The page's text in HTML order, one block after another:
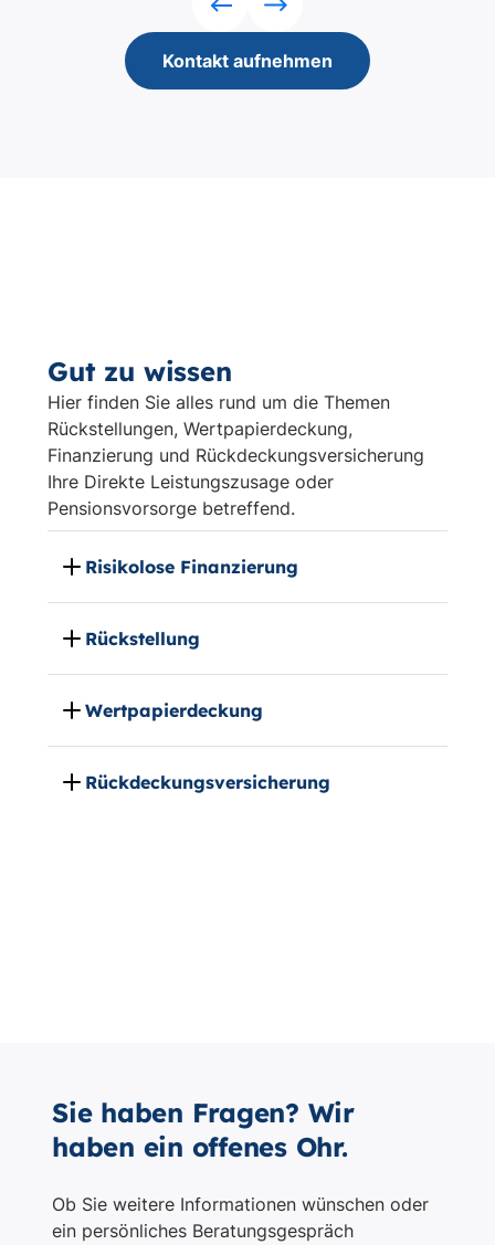
Sie haben Fragen? Wir
haben ein offenes Ohr.
Ob Sie weitere Informationen wünschen oder
ein persönliches Beratungsgespräch